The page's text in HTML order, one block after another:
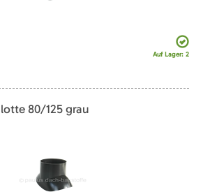
Auf Lager: 2
80/125 grau